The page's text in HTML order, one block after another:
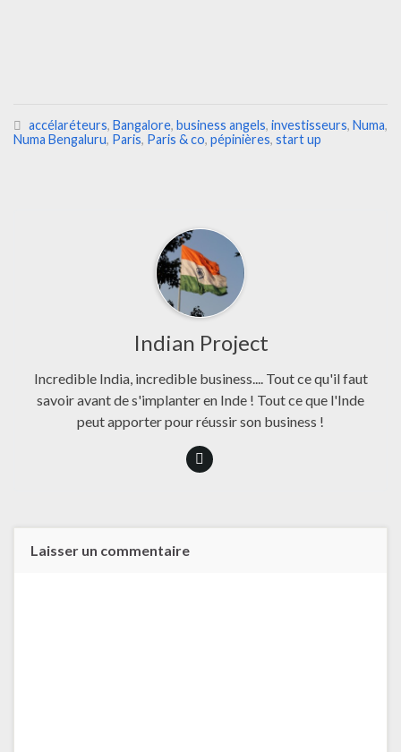
accélaréteurs, Bangalore, business angels, investisseurs, Numa,
Numa Bengaluru, Paris, Paris & co, pépinières, start up
Indian Project
Incredible India, incredible business.... Tout ce qu'il faut
savoir avant de s'implanter en Inde ! Tout ce que l'Inde
peut apporter pour réussir son business !
Laisser un commentaire